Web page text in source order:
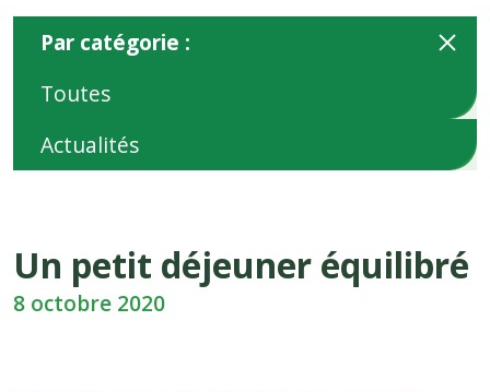
Par catégorie :
Toutes
Actualités
Un petit déjeuner équilibré
8 octobre 2020